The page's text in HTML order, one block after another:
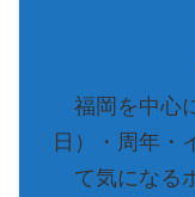
福岡を中心
日）・周年・
て気になる